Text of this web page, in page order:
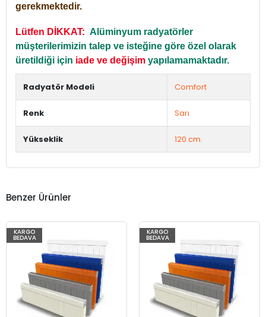
gerekmektedir.
Lütfen DİKKAT: Alüminyum radyatörler
müşterilerimizin talep ve isteğine göre özel olarak
üretildiği için iade ve değişim yapılamamaktadır.
Radyatör Modeli Comfort
Renk Sarı
Yükseklik 120 cm.
Benzer Ürünler
KARGO
BEDAVA
KARGO
BEDAVA